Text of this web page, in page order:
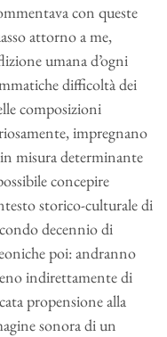
con queste
attorno a me,
umana d’ogni
difficoltà dei
composizioni
impregnano
misura determinante
concepire
storico-culturale di
decennio di
poi: andranno
indirettamente di
propensione alla
sonora di un